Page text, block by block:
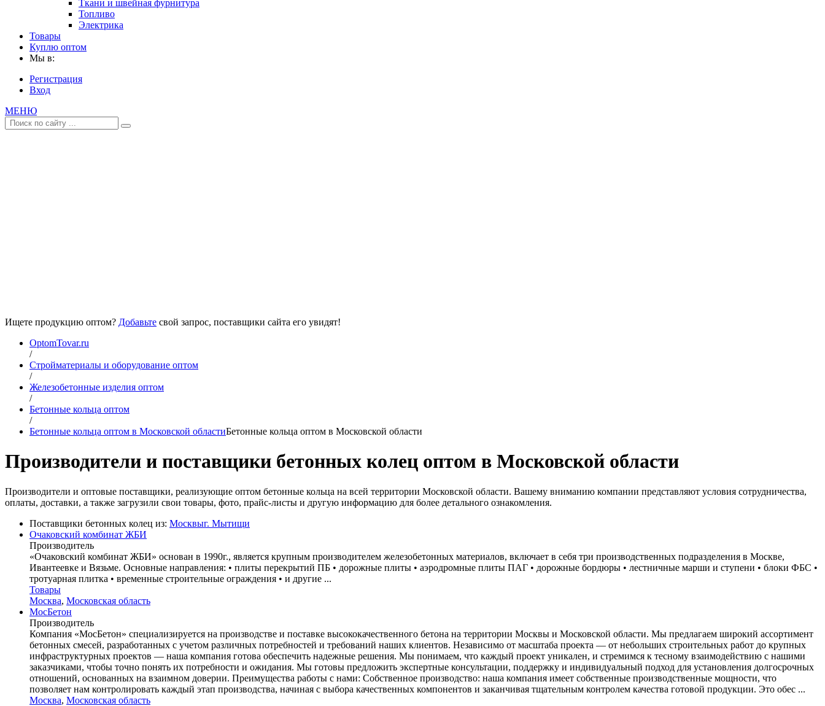
Ткани и швейная фурнитура
Топливо
Электрика
Товары
Куплю оптом
Мы в:
Регистрация
Вход
МЕНЮ
Ищете продукцию оптом? Добавьте свой запрос, поставщики сайта его увидят!
OptomTovar.ru
/
Стройматериалы и оборудование оптом
/
Железобетонные изделия оптом
/
Бетонные кольца оптом
/
Бетонные кольца оптом в Московской областиБетонные кольца оптом в Московской области
Производители и поставщики бетонных колец оптом в Московской области
Производители и оптовые поставщики, реализующие оптом бетонные кольца на всей территории Московской области. Вашему вниманию компании представляют условия сотрудничества,
оплаты, доставки, а также загрузили свои товары, фото, прайс-листы и другую информацию для более детального ознакомления.
Поставщики бетонных колец из: Москвыг. Мытищи
Очаковский комбинат ЖБИ
Производитель
«Очаковский комбинат ЖБИ» основан в 1990г., является крупным производителем железобетонных материалов, включает в себя три производственных подразделения в Москве,
Ивантеевке и Вязьме. Основные направления: • плиты перекрытий ПБ • дорожные плиты • аэродромные плиты ПАГ • дорожные бордюры • лестничные марши и ступени • блоки ФБС •
тротуарная плитка • временные строительные ограждения • и другие ...
Товары
Москва, Московская область
МосБетон
Производитель
Компания «МосБетон» специализируется на производстве и поставке высококачественного бетона на территории Москвы и Московской области. Мы предлагаем широкий ассортимент
бетонных смесей, разработанных с учетом различных потребностей и требований наших клиентов. Независимо от масштаба проекта — от небольших строительных работ до крупных
инфраструктурных проектов — наша компания готова обеспечить надежные решения. Мы понимаем, что каждый проект уникален, и стремимся к тесному взаимодействию с нашими
заказчиками, чтобы точно понять их потребности и ожидания. Мы готовы предложить экспертные консультации, поддержку и индивидуальный подход для установления долгосрочных
отношений, основанных на взаимном доверии. Преимущества работы с нами: Собственное производство: наша компания имеет собственные производственные мощности, что
позволяет нам контролировать каждый этап производства, начиная с выбора качественных компонентов и заканчивая тщательным контролем качества готовой продукции. Это обес ...
Москва, Московская область